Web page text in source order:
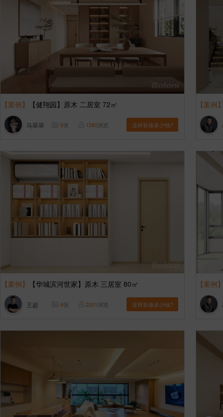
【案例】 【健翔园】原木 二居室 72㎡
马翠翠 6张 1580浏览 这样装修多少钱?
【案例
【案例】 【华城滨河世家】原木 三居室 80㎡
王超 6张 2201浏览 这样装修多少钱?
【案例